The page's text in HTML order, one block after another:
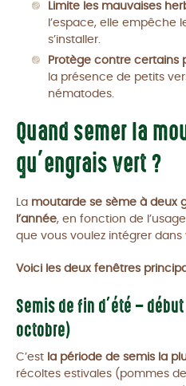
Limite les mauvaises
l’espace, elle empêche
s’installer.
Protège contre certains
la présence de petits
nématodes.
Quand semer la
qu’engrais vert ?
La moutarde se sème à deux
l’année, en fonction de
que vous voulez intégrer
Voici les deux fenêtres
Semis de fin d’été –
octobre)
C’est la période de semis la
récoltes estivales (pommes